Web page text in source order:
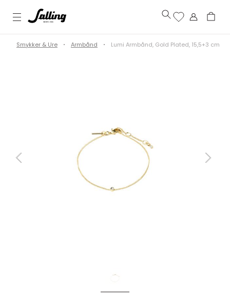
Smykker & Ure Armbånd Lumi Armbånd, Gold Plated, 15,5+3 cm